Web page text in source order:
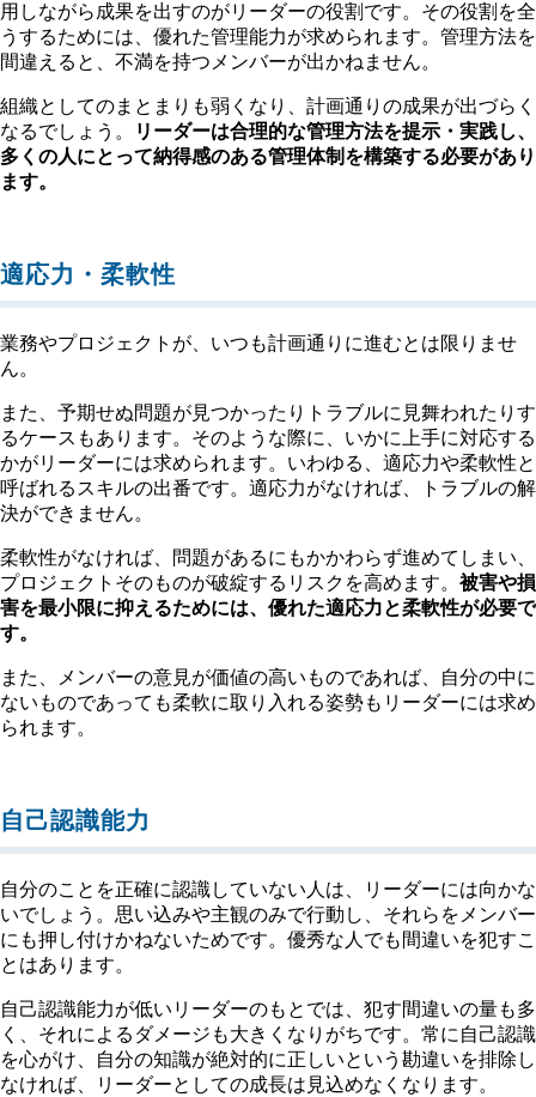
用しながら成果を出すのがリーダーの役割です。その役割を全
うするためには、優れた管理能力が求められます。管理方法を
間違えると、不満を持つメンバーが出かねません。
組織としてのまとまりも弱くなり、計画通りの成果が出づらく
なるでしょう。
リーダーは合理的な管理方法を提示・実践し、
多くの人にとって納得感のある管理体制を構築する必要があり
ます。
適応力・柔軟性
業務やプロジェクトが、いつも計画通りに進むとは限りませ
ん。
また、予期せぬ問題が見つかったりトラブルに見舞われたりす
るケースもあります。そのような際に、いかに上手に対応する
かがリーダーには求められます。いわゆる、適応力や柔軟性と
呼ばれるスキルの出番です。適応力がなければ、トラブルの解
決ができません。
柔軟性がなければ、問題があるにもかかわらず進めてしまい、
プロジェクトそのものが破綻するリスクを高めます。 被害や損
害を最小限に抑えるためには、優れた適応力と柔軟性が必要で
す。
また、メンバーの意見が価値の高いものであれば、自分の中に
ないものであっても柔軟に取り入れる姿勢もリーダーには求め
られます。
自己認識能力
自分のことを正確に認識していない人は、リーダーには向かな
いでしょう。思い込みや主観のみで行動し、それらをメンバー
にも押し付けかねないためです。優秀な人でも間違いを犯すこ
とはあります。
自己認識能力が低いリーダーのもとでは、犯す間違いの量も多
く、それによるダメージも大きくなりがちです。常に自己認識
を心がけ、自分の知識が絶対的に正しいという勘違いを排除し
なければ、リーダーとしての成長は見込めなくなります。